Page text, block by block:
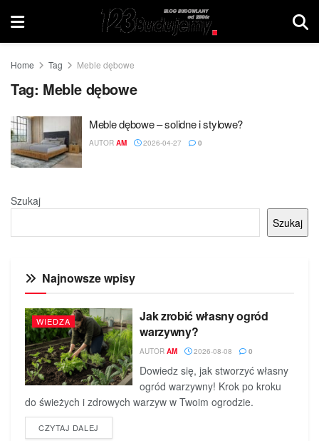
Home Tag Meble dębowe
Tag: Meble dębowe
Meble dębowe – solidne i stylowe?
AUTOR AM 2026-04-27 0
Szukaj
Szukaj
Najnowsze wpisy
WIEDZA
Jak zrobić własny ogród
warzywny?
AUTOR AM 2026-08-08 0
Dowiedz się, jak stworzyć własny
ogród warzywny! Krok po kroku
do świeżych i zdrowych warzyw w Twoim ogrodzie.
CZYTAJ DALEJ